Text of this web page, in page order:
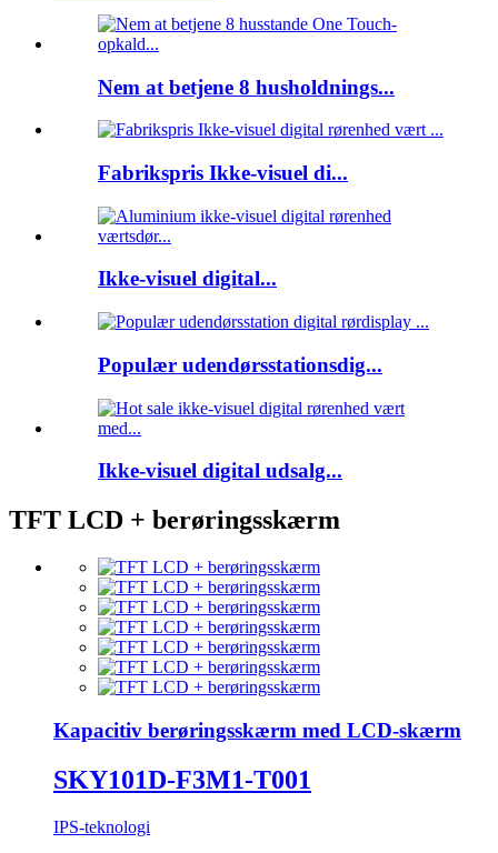
Nem at betjene 8 husholdnings...
Fabrikspris Ikke-visuel di...
Ikke-visuel digital...
Populær udendørsstationsdig...
Ikke-visuel digital udsalg...
TFT LCD + berøringsskærm
Kapacitiv berøringsskærm med LCD-skærm
SKY101D-F3M1-T001
IPS-teknologi